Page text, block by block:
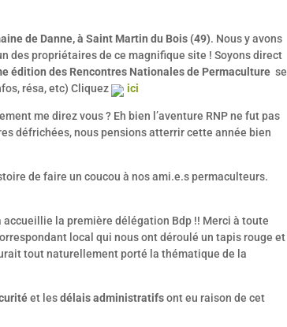
de Danne, à Saint Martin du Bois (49). Nous y avons
des propriétaires de ce magnifique site ! Soyons direct
édition des Rencontres Nationales de Permaculture se
résa, etc) Cliquez ici
me direz vous ? Eh bien l’aventure RNP ne fut pas
défrichées, nous pensions atterrir cette année bien
de faire un coucou à nos ami.e.s permaculteurs.
accueillie la première délégation Bdp !! Merci à toute
local qui nous ont déroulé un tapis rouge et
tout naturellement porté la thématique de la
et lesdélais administratifsont eu raison de cet